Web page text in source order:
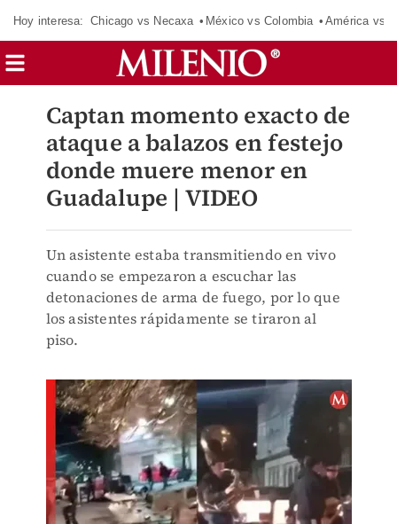
Hoy interesa: Chicago vs Necaxa México vs Colombia América vs
Captan momento exacto de
ataque a balazos en festejo
donde muere menor en
Guadalupe | VIDEO
Un asistente estaba transmitiendo en vivo
cuando se empezaron a escuchar las
detonaciones de arma de fuego, por lo que
los asistentes rápidamente se tiraron al
piso.